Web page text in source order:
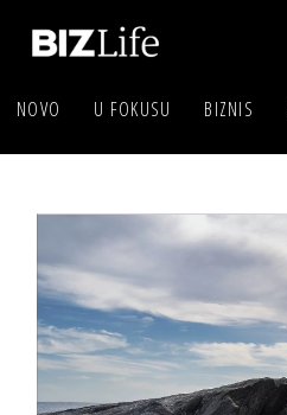
NOVO U FOKUSU BIZNIS